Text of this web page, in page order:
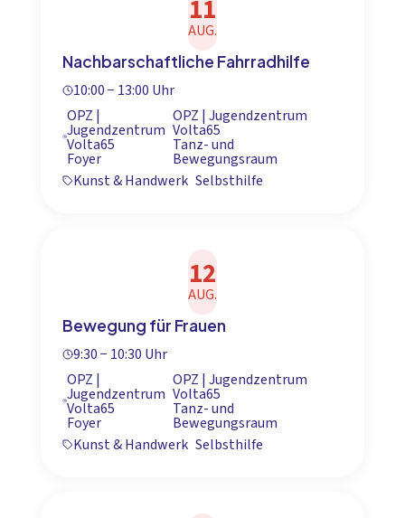
11
AUG.
Nachbarschaftliche Fahrradhilfe
10:00 − 13:00 Uhr
OPZ |
Jugendzentrum
Volta65
Foyer
OPZ | Jugendzentrum
Volta65
Tanz- und
Bewegungsraum
Kunst & Handwerk Selbsthilfe
12
AUG.
Bewegung für Frauen
9:30 − 10:30 Uhr
OPZ |
Jugendzentrum
Volta65
Foyer
OPZ | Jugendzentrum
Volta65
Tanz- und
Bewegungsraum
Kunst & Handwerk Selbsthilfe